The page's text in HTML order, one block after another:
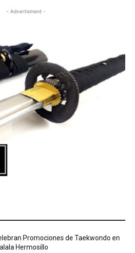
- Advertisment -
Promociones de Taekwondo en
Hermosillo